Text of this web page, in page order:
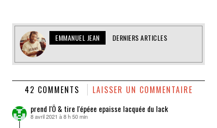
EMMANUEL JEAN DERNIERS ARTICLES
42 COMMENTS LAISSER UN COMMENTAIRE
prend l'Ô & tire l'épéee epaisse lacquée du lack
dit :
8 avril 2021 à 8 h 50 min